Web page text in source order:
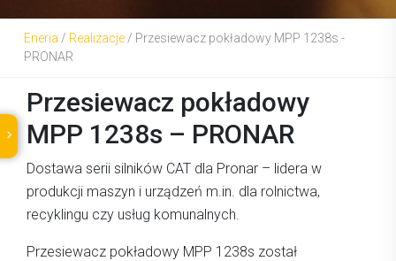
Eneria / Realizacje / Przesiewacz pokładowy MPP 1238s -
PRONAR
Przesiewacz pokładowy
MPP 1238s – PRONAR
Dostawa serii silników CAT dla Pronar – lidera w
produkcji maszyn i urządzeń m.in. dla rolnictwa,
recyklingu czy usług komunalnych.
Przesiewacz pokładowy MPP 1238s został